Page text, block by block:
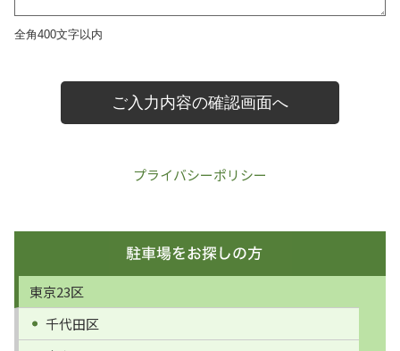
プライバシーポリシー
東京23区
千代田区